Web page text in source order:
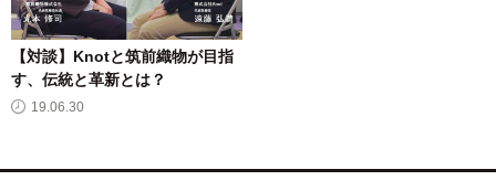
【対談】Knotと筑前織物が目指
す、伝統と革新とは？
19.06.30